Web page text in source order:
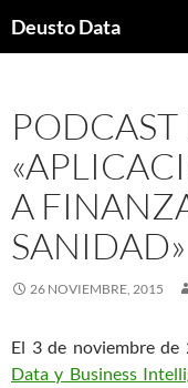
Deusto Data
A
SANIDAD»
26 NOVIEMBRE, 2015
El 3 de noviembre
Data y Business